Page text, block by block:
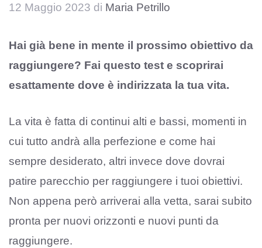
12 Maggio 2023 di Maria Petrillo
Hai già bene in mente il prossimo obiettivo da
raggiungere? Fai questo test e scoprirai
esattamente dove è indirizzata la tua vita.
La vita è fatta di continui alti e bassi, momenti in
cui tutto andrà alla perfezione e come hai
sempre desiderato, altri invece dove dovrai
patire parecchio per raggiungere i tuoi obiettivi.
Non appena però arriverai alla vetta, sarai subito
pronta per nuovi orizzonti e nuovi punti da
raggiungere.